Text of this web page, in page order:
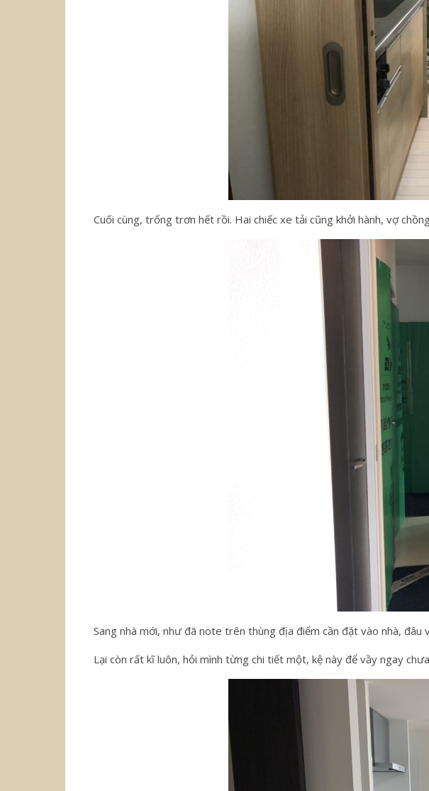
Cuối cùng, trống trơn hết rồi. Hai chiếc xe tải cũng khởi hành, vợ
Sang nhà mới, như đã note trên thùng địa điểm cần đặt vào nhà,
Lại còn rất kĩ luôn, hỏi mình từng chi tiết một, kệ này để vầy ngay